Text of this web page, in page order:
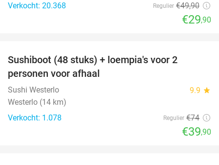
Verkocht: 20.368
Regulier €49,90
€29,90
Sushiboot (48 stuks) + loempia's voor 2
personen voor afhaal
Sushi Westerlo 9.9 star
Westerlo (14 km)
Verkocht: 1.078
Regulier €74
€39,90